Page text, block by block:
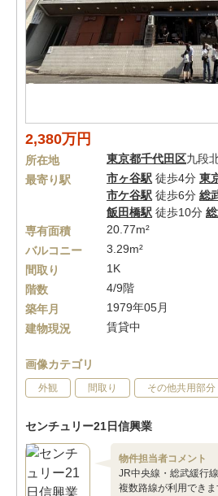
2,380万円
所在地 東京都千代田区九段
最寄り駅
市ヶ谷駅 徒歩4分 東
市ケ谷駅 徒歩6分 総
飯田橋駅 徒歩10分
専有面積
20.77m²
バルコニー
3.29m²
間取り
1K
階数
4/9階
築年月
1979年05月
建物現況
賃貸中
画像カテゴリ
外観 間取り その他共用部分
センチュリー21日信興業
物件担当者コメント
JR中央線・総武緩行
複数路線が利用でき